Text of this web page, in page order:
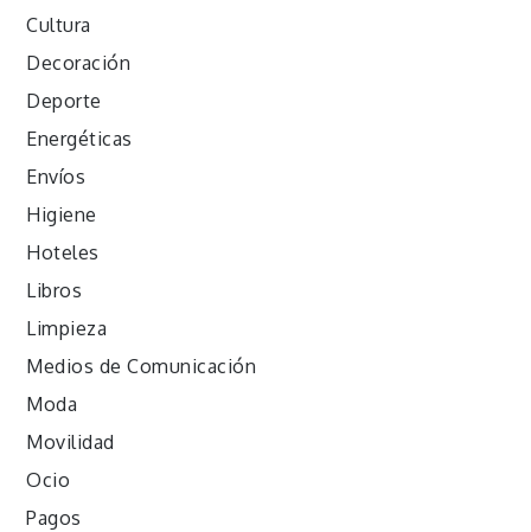
Cultura
Decoración
Deporte
Energéticas
Envíos
Higiene
Hoteles
Libros
Limpieza
Medios de Comunicación
Moda
Movilidad
Ocio
Pagos